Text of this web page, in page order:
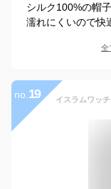
シルク100%の帽
濡れにくいので快
全
no. 19